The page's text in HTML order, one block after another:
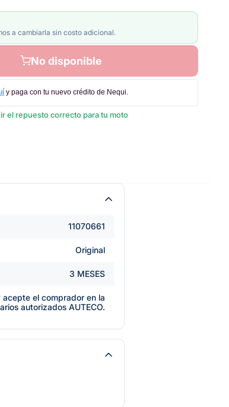
a cambiarla sin costo adicional.
No disponible
y paga con tu nuevo crédito de Nequi.
el repuesto correcto para tu moto
11070661
Original
3 MESES
el comprador en la
autorizados AUTECO.